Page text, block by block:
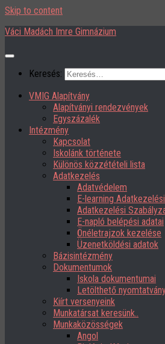
Skip to content
Váci Madách Imre Gimnázium
Keresés:
VMIG Alapítvány
Alapítványi rendezvények
Egyszázalék
Intézmény
Kapcsolat
Iskolánk története
Különös közzétételi lista
Adatkezelés
Adatvédelem
E-learning
Adatkezelési
E-napló belépési adatai
Önéletrajzok kezelése
Üzenetköldési adatok
Bázisintézmény
Dokumentumok
Iskola dokumentumai
Letölthető
Kiírt versenyeink
Munkatársat keresünk..
Munkaközösségek
Angol